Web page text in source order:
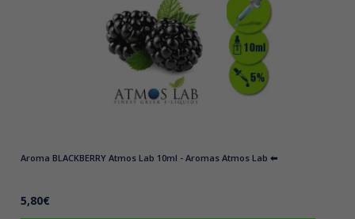
Aroma BLACKBERRY Atmos Lab 10ml - Aromas Atmos Lab ⬅
5,80€